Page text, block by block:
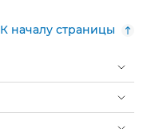
К началу страницы